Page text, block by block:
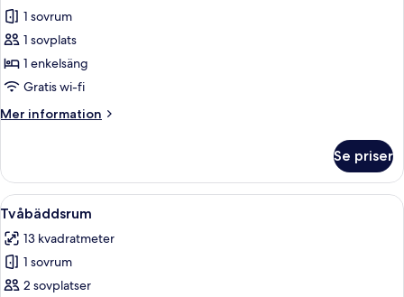
för
Enkelrum
1 sovrum
1 sovplats
1 enkelsäng
Gratis wi-fi
Mer information
Mer
Se priser
Öppna
alla
foton
för
Tvåbäddsrum
Värdeförvaringsskåp på rummet,
8
Tvåbäddsrum
13 kvadratmeter
1 sovrum
2 sovplatser